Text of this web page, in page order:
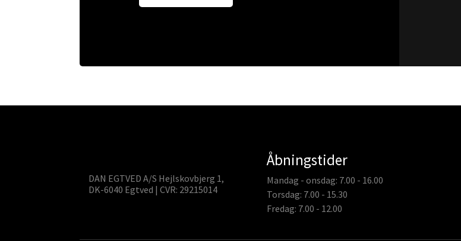
DAN EGTVED A/S Hejlskovbjerg 1,
DK-6040 Egtved | CVR: 29215014
Åbningstider
Mandag - onsdag: 7.00 - 16.00
Torsdag: 7.00 - 15.30
Fredag: 7.00 - 12.00